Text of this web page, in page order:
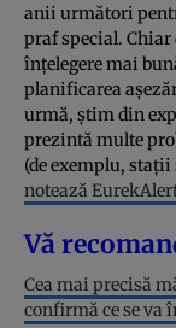
anii următori
praf special. Chiar
înțelegere mai
planificarea
urmă, știm din
prezintă multe
(de exemplu,
notează
Vă
Cea mai precisă
confirmă ce se va